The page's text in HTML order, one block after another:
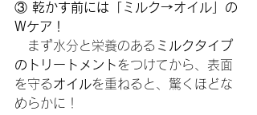
③ 乾かす前には「ミルク→オイル」の
Wケア！
まず水分と栄養のある ミルクタイプ
のトリートメントをつけてから、表面
を守るオイルを重ねると、驚くほどな
めらかに！